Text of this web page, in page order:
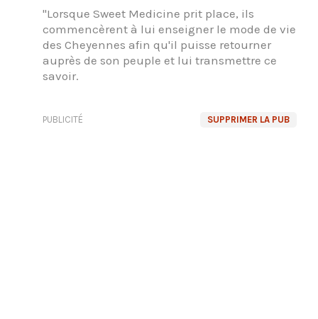
"Lorsque Sweet Medicine prit place, ils
commencèrent à lui enseigner le mode de vie
des Cheyennes afin qu'il puisse retourner
auprès de son peuple et lui transmettre ce
savoir.
SUPPRIMER LA PUB
PUBLICITÉ